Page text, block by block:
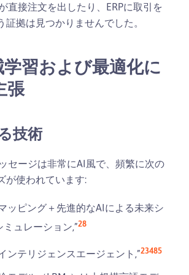
直接注文を出したり、ERPに取引を
証拠は見つかりませんでした。
習および最適化に
張
技術
セージは非常にAI風で、頻繁に次の
が使われています:
ッピング＋先進的なAIによる未来シ
ュレーション,”28
ンテリジェンスエージェント,”23485